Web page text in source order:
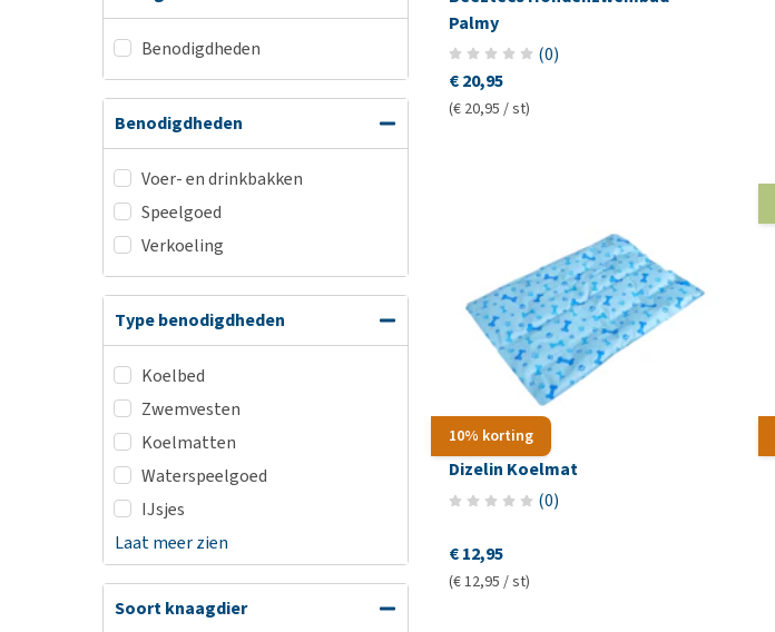
Benodigdheden
Benodigdheden
Voer- en drinkbakken
Speelgoed
Verkoeling
Type benodigdheden
Koelbed
Zwemvesten
Koelmatten
Waterspeelgoed
IJsjes
Laat meer zien
Soort knaagdier
Palmy
(0)
€ 20,95
(€ 20,95 / st)
10% korting
Dizelin Koelmat
(0)
€ 12,95
(€ 12,95 / st)